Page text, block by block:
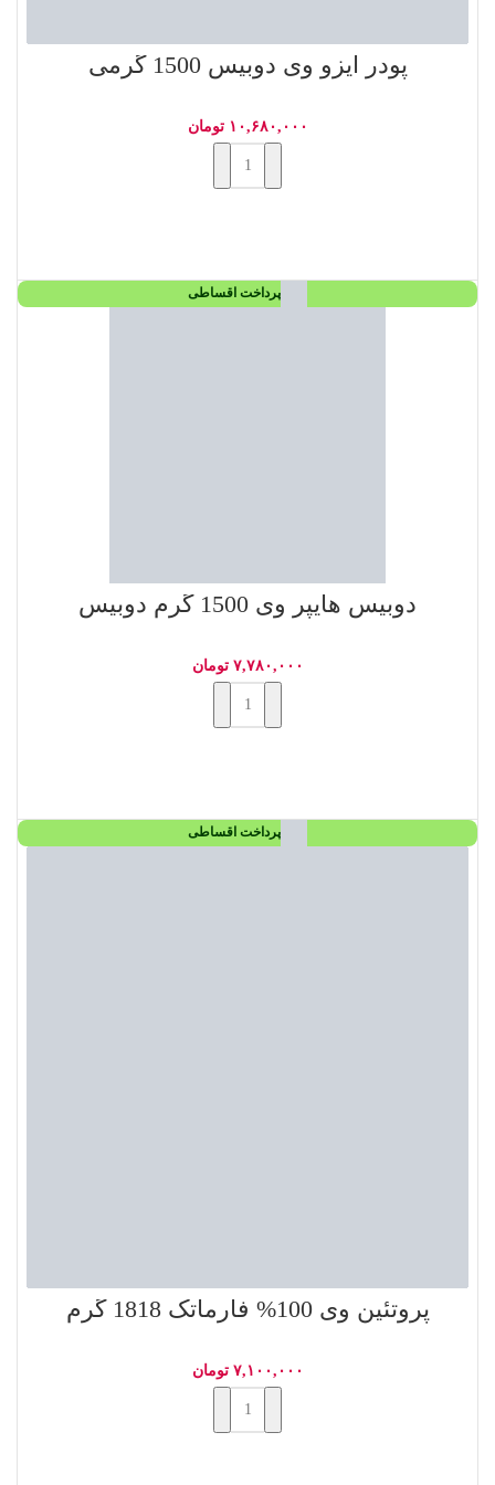
پودر ایزو وی دوبیس 1500 گرمی
۱۰,۶۸۰,۰۰۰ تومان
پرداخت اقساطی
دوبیس هایپر وی 1500 گرم دوبیس
۷,۷۸۰,۰۰۰ تومان
پرداخت اقساطی
پروتئین وی 100% فارماتک 1818 گرم
۷,۱۰۰,۰۰۰ تومان